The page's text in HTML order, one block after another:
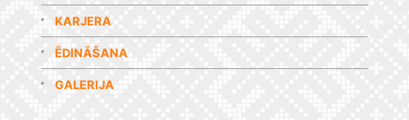
KARJERA
ĒDINĀŠANA
GALERIJA